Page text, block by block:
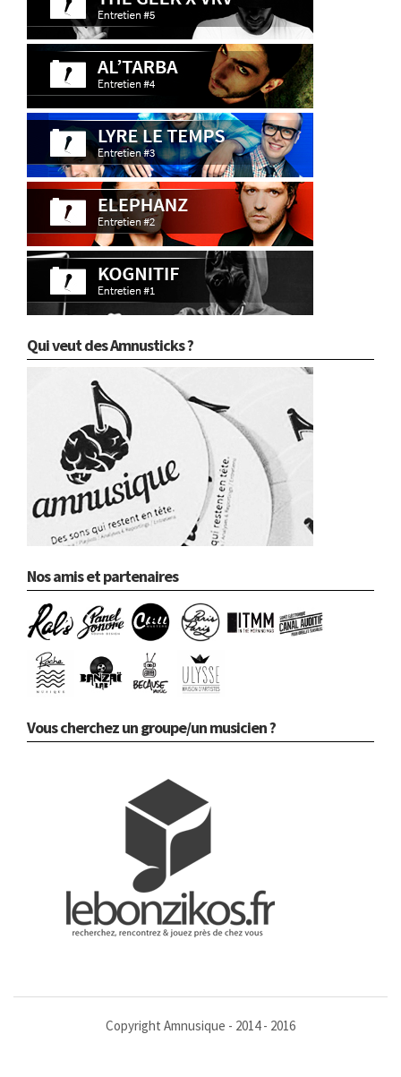
Qui veut des Amnusticks ?
Nos amis et partenaires
Vous cherchez un groupe/un musicien ?
Copyright Amnusique - 2014 - 2016